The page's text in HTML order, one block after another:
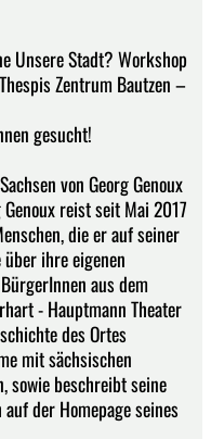
Unsere Stadt? Workshop
Zentrum Bautzen –
gesucht!
von Georg Genoux
reist seit Mai 2017
die er auf seiner
ihre eigenen
aus dem
- Hauptmann Theater
des Ortes
mit sächsischen
sowie beschreibt seine
der Homepage seines